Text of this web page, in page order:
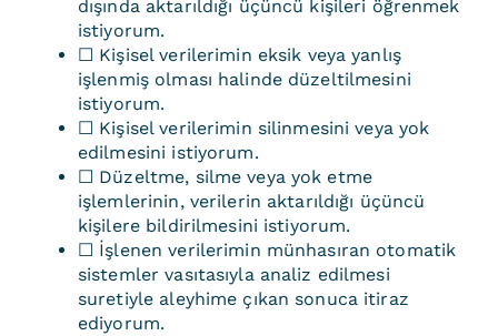
dışında aktarıldığı üçüncü kişileri öğrenmek
istiyorum.
☐ Kişisel verilerimin eksik veya yanlış
işlenmiş olması halinde düzeltilmesini
istiyorum.
☐ Kişisel verilerimin silinmesini veya yok
edilmesini istiyorum.
☐ Düzeltme, silme veya yok etme
işlemlerinin, verilerin aktarıldığı üçüncü
kişilere bildirilmesini istiyorum.
☐ İşlenen verilerimin münhasıran otomatik
sistemler vasıtasıyla analiz edilmesi
suretiyle aleyhime çıkan sonuca itiraz
ediyorum.